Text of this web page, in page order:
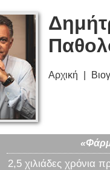
Αρχική
2,5 χιλιάδες χρόνια